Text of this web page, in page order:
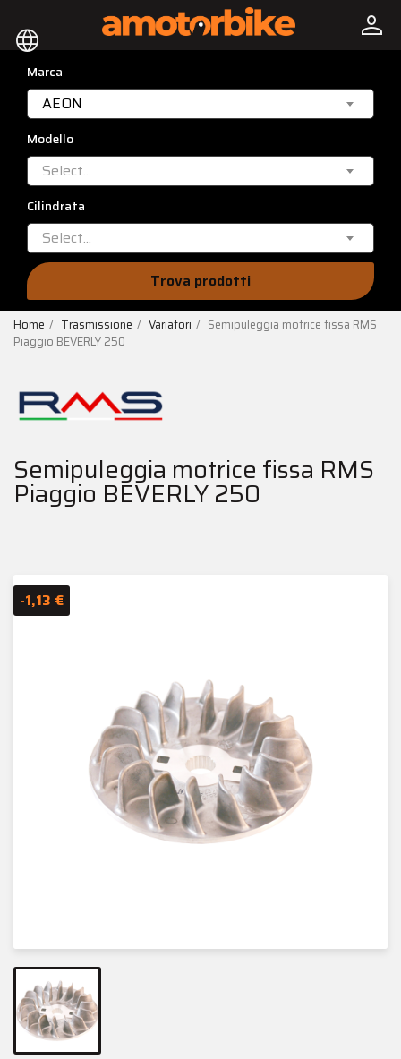
language person
Marca
AEON
Modello
Select...
Cilindrata
Select...
Trova prodotti
Home Trasmissione Variatori
Semipuleggia motrice fissa RMS
Piaggio BEVERLY 250
Semipuleggia motrice fissa RMS
Piaggio BEVERLY 250
-1,13 €